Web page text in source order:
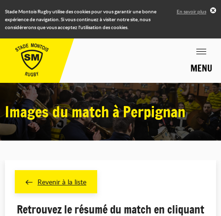
Stade Montois Rugby utilise des cookies pour vous garantir une bonne
expérience de navigation. Si vous continuez à visiter notre site, nous
considérerons que vous acceptez l'utilisation des cookies.
En savoir plus
MENU
Images du match à Perpignan
Revenir à la liste
Retrouvez le résumé du match en cliquant